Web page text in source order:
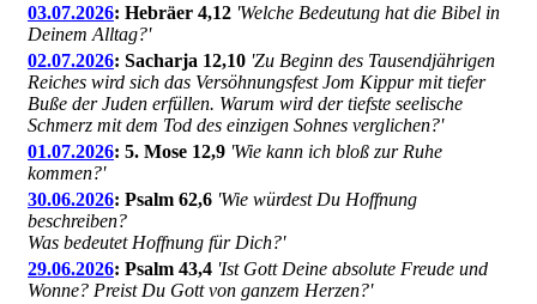
03.07.2026: Hebräer 4,12 'Welche Bedeutung hat die Bibel in
Deinem Alltag?'
02.07.2026: Sacharja 12,10 'Zu Beginn des Tausendjährigen
Reiches wird sich das Versöhnungsfest Jom Kippur mit tiefer
Buße der Juden erfüllen. Warum wird der tiefste seelische
Schmerz mit dem Tod des einzigen Sohnes verglichen?'
01.07.2026: 5. Mose 12,9 'Wie kann ich bloß zur Ruhe
kommen?'
30.06.2026: Psalm 62,6 'Wie würdest Du Hoffnung
beschreiben?
Was bedeutet Hoffnung für Dich?'
29.06.2026: Psalm 43,4 'Ist Gott Deine absolute Freude und
Wonne? Preist Du Gott von ganzem Herzen?'